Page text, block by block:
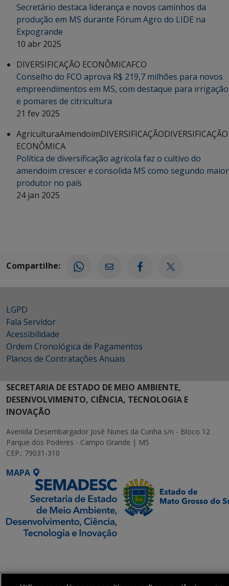
Secretário destaca liderança e novos caminhos da
produção em MS durante Fórum Agro do LIDE na
Expogrande
10 abr 2025
DIVERSIFICAÇÃO ECONÔMICAFCO
Conselho do FCO aprova R$ 219,7 milhões para novos
empreendimentos em MS, com destaque para irrigação
e pomares de citricultura
21 fev 2025
AgriculturaAmendoimDIVERSIFICAÇÃODIVERSIFICAÇÃO
ECONÔMICA
Política de diversificação agrícola faz o cultivo do
amendoim crescer e consolida MS como segundo maior
produtor no país
24 jan 2025
Compartilhe:
LGPD
Fala Servidor
Acessibilidade
Ordem Cronológica de Pagamentos
Planos de Contratações Anuais
SECRETARIA DE ESTADO DE MEIO AMBIENTE,
DESENVOLVIMENTO, CIÊNCIA, TECNOLOGIA E
INOVAÇÃO
Avenida Desembargador José Nunes da Cunha s/n - Bloco 12
Parque dos Poderes - Campo Grande | MS
CEP.: 79031-310
MAPA
Transformação Digital